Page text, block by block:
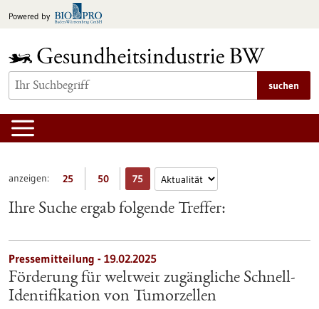
Inhalt
Powered by
suchen
anzeigen: 25 50 75
Ihre Suche ergab folgende Treffer:
Pressemitteilung - 19.02.2025
Förderung für weltweit zugängliche Schnell-
Identifikation von Tumorzellen